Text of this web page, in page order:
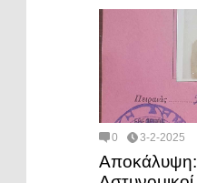
0 3-2-2025
Αποκάλυψη: